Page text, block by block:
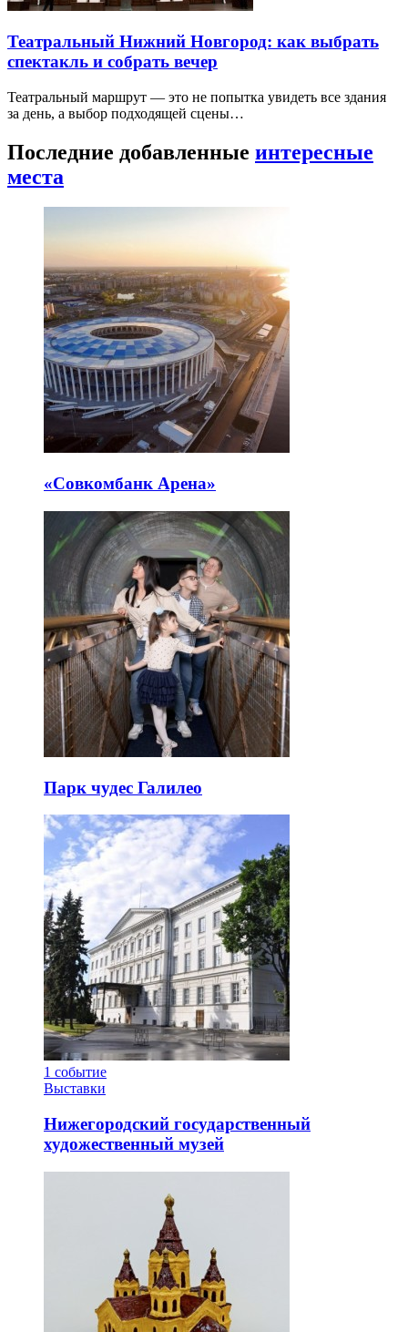
Театральный Нижний Новгород: как выбрать
спектакль и собрать вечер
Театральный маршрут — это не попытка увидеть все здания
за день, а выбор подходящей сцены…
Последние добавленные интересные
места
«Совкомбанк Арена⁠»
Парк чудес Галилео
1 событие
Выставки
Нижегородский государственный
художественный музей